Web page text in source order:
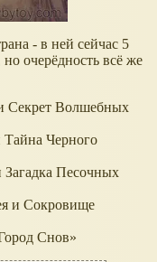
- в ней сейчас 5
очерёдность всё же
Секрет Волшебных
Тайна Черного
Песочных
и Сокровище
Снов